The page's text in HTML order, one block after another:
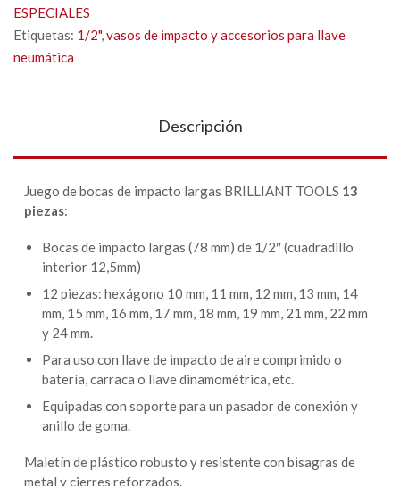
ESPECIALES
Etiquetas: 1/2",vasos de impacto y accesorios para llave
neumática
Descripción
Juego de bocas de impacto largas BRILLIANT TOOLS 13
piezas:
Bocas de impacto largas (78 mm) de 1/2″ (cuadradillo
interior 12,5mm)
12 piezas: hexágono 10 mm, 11 mm, 12 mm, 13 mm, 14
mm, 15 mm, 16 mm, 17 mm, 18 mm, 19 mm, 21 mm, 22 mm
y 24 mm.
Para uso con llave de impacto de aire comprimido o
batería, carraca o llave dinamométrica, etc.
Equipadas con soporte para un pasador de conexión y
anillo de goma.
Maletín de plástico robusto y resistente con bisagras de
metal y cierres reforzados.